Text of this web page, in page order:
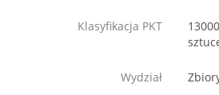
Klasyfikacja PKT
Wydział